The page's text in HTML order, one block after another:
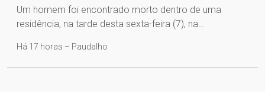
Um homem foi encontrado morto dentro de uma
residência, na tarde desta sexta-feira (7), na…
Há 17 horas – Paudalho